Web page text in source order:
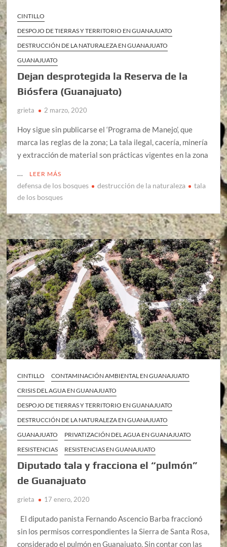
CINTILLO
DESPOJO DE TIERRAS Y TERRITORIO EN GUANAJUATO
DESTRUCCIÓN DE LA NATURALEZA EN GUANAJUATO
GUANAJUATO
Dejan desprotegida la Reserva de la
Biósfera (Guanajuato)
grieta 2 marzo, 2020
Hoy sigue sin publicarse el ‘Programa de Manejo’, que
marca las reglas de la zona; La tala ilegal, cacería, minería
y extracción de material son prácticas vigentes en la zona
…
LEER MÁS
defensa de los bosques destrucción de la naturaleza
tala
de los bosques
CINTILLO
CONTAMINACIÓN AMBIENTAL EN GUANAJUATO
CRISIS DEL AGUA EN GUANAJUATO
DESPOJO DE TIERRAS Y TERRITORIO EN GUANAJUATO
DESTRUCCIÓN DE LA NATURALEZA EN GUANAJUATO
GUANAJUATO
PRIVATIZACIÓN DEL AGUA EN GUANAJUATO
RESISTENCIAS
RESISTENCIAS EN GUANAJUATO
Diputado tala y fracciona el “pulmón”
de Guanajuato
grieta 17 enero, 2020
El diputado panista Fernando Ascencio Barba fraccionó
sin los permisos correspondientes la Sierra de Santa Rosa,
considerado el pulmón en Guanajuato. Sin contar con las